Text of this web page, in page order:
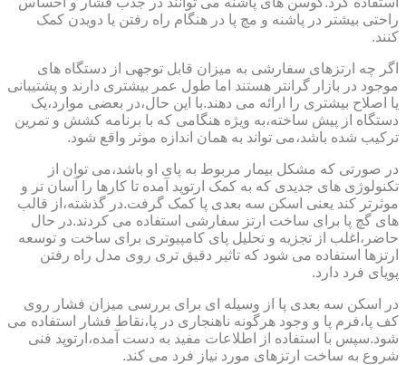
راحتی بیشتر در پاشنه و مچ پا در هنگام راه رفتن یا دویدن کمک
کنند.
اگر چه ارتزهای سفارشی به میزان قابل توجهی از دستگاه های
موجود در بازار گرانتر هستند اما طول عمر بیشتری دارند و پشتیبانی
یا اصلاح بیشتری را ارائه می دهند.با این حال،در بعضی موارد،یک
دستگاه از پیش ساخته،به ویژه هنگامی که با برنامه کشش و تمرین
ترکیب شده باشد،می تواند به همان اندازه موثر واقع شود.
در صورتی که مشکل بیمار مربوط به پای او باشد،می توان از
تکنولوژی های جدیدی که به کمک ارتوپد آمده تا کارها را آسان تر و
موثرتر کند یعنی اسکن سه بعدی پا کمک گرفت.در گذشته،از قالب
های گچ پا برای ساخت ارتز سفارشی استفاده می کردند.در حال
حاضر،اغلب از تجزیه و تحلیل پای کامپیوتری برای ساخت و توسعه
ارتزها استفاده می شود که تاثیر دقیق تری روی مدل راه رفتن
پویای فرد دارد.
در اسکن سه بعدی پا از وسیله ای برای بررسی میزان فشار روی
کف پا،فرم پا و وجود هرگونه ناهنجاری در پا،نقاط فشار استفاده می
شود.سپس با استفاده از اطلاعات مفید به دست آمده،ارتوپد فنی
شروع به ساخت ارتزهای مورد نیاز فرد می کند.